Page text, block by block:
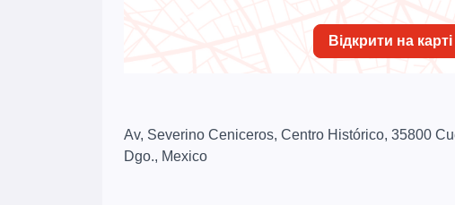
Відкрити на карті
Av, Severino Ceniceros, Centro Histórico, 35800
Dgo., Mexico